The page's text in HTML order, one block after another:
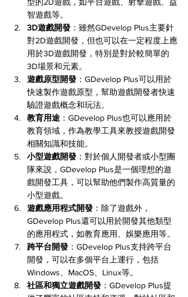
型的2D遊戲，如平台遊戲、射擊遊戲、益
智遊戲等。
3D遊戲開發 ：雖然GDevelop Plus主要針
對2D遊戲開發，但也可以在一定程度上應
用於3D遊戲開發，特別是對於較簡單的
3D場景和元素。
遊戲原型開發 ：GDevelop Plus可以用於
快速製作遊戲原型，幫助遊戲開發者快速
驗證遊戲概念和玩法。
教育用途 ：GDevelop Plus也可以應用於
教育領域，作為教學工具來教授遊戲開發
相關知識和技能。
小型遊戲開發 ：對於個人開發者或小型團
隊來說，GDevelop Plus是一個理想的遊
戲開發工具，可以幫助他們製作高質量的
小型遊戲。
遊戲應用程式開發 ：除了遊戲外，
GDevelop Plus還可以用於開發其他類型
的應用程式，如教育應用、娛樂應用等。
跨平台開發 ：GDevelop Plus支持跨平台
開發，可以在多個平台上運行，包括
Windows、MacOS、Linux等。
社區和獨立遊戲開發 ：GDevelop Plus提